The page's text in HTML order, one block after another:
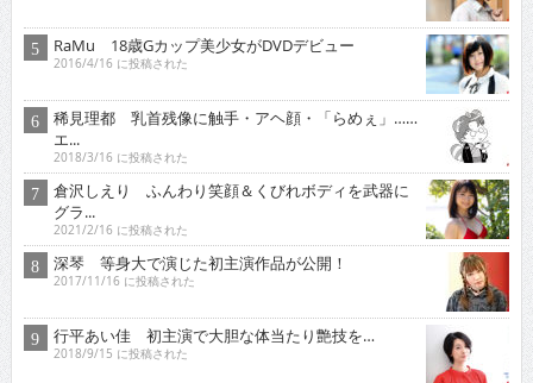
RaMu 18歳Gカップ美少女がDVDデビュー
2016/4/16 に投稿された
稀見理都 乳首残像に触手・アヘ顔・「らめぇ」……
エ...
2018/3/16 に投稿された
倉沢しえり ふんわり笑顔＆くびれボディを武器に
グラ...
2021/2/16 に投稿された
深琴 等身大で演じた初主演作品が公開！
2017/11/16 に投稿された
行平あい佳 初主演で大胆な体当たり艶技を…
2018/9/15 に投稿された